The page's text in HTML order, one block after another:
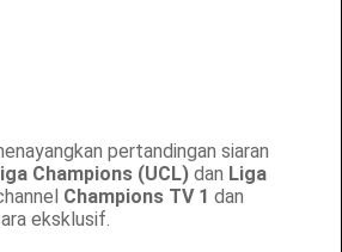
pertandingan siaran
Champions (UCL)dan Liga
Champions TV 1 dan
eksklusif.